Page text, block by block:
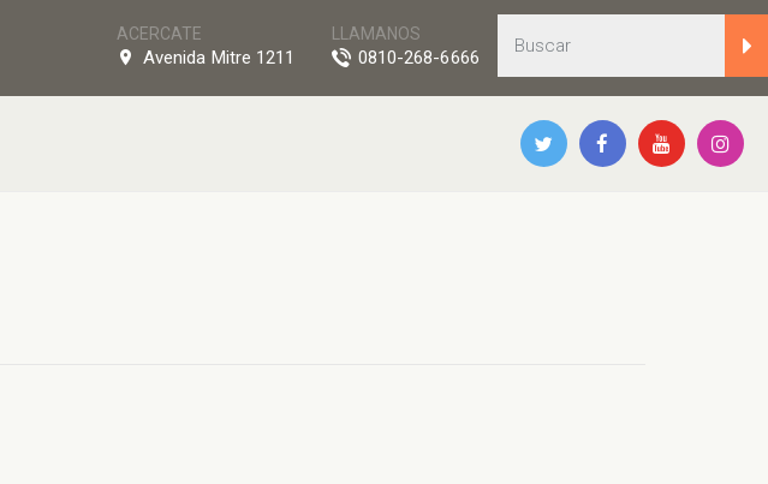
LLAMANOS
0810-268-6666
ACERCATE
Avenida Mitre 1211